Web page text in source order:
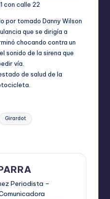
con calle 22
por tomado Danny Wilson
que se dirigía a
chocando contra un
sonido de la sirena que
vía.
de salud de la
Girardot
Periodista –